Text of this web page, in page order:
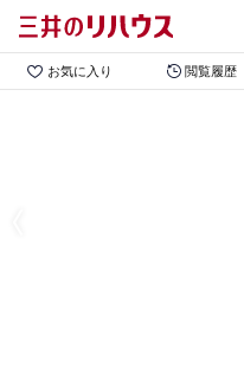
お気に入り 閲覧履歴